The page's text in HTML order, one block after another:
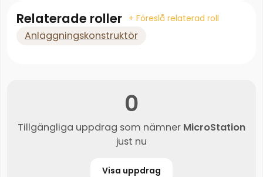
Relaterade roller + Föreslå relaterad roll
Anläggningskonstruktör
0
Tillgängliga uppdrag som nämner MicroStation
just nu
Visa uppdrag